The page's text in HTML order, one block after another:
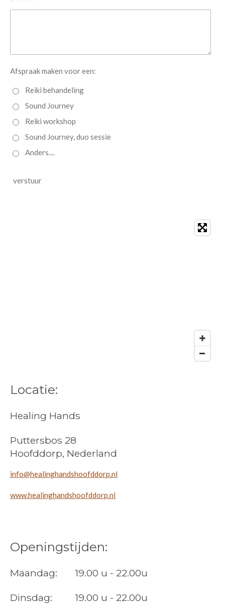
Afspraak maken voor een:
Reiki behandeling
Sound Journey
Reiki workshop
Sound Journey, duo sessie
Anders....
verstuur
Locatie:
Healing Hands
Puttersbos 28
Hoofddorp, Nederland
info@healinghandshoofddorp.nl
www.healinghandshoofddorp.nl
Openingstijden:
Maandag: 19.00 u - 22.00u
Dinsdag: 19.00 u - 22.00u